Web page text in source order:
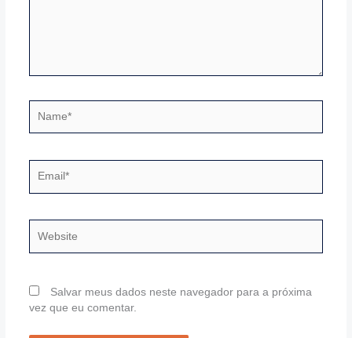
Salvar meus dados neste navegador para a próxima
vez que eu comentar.